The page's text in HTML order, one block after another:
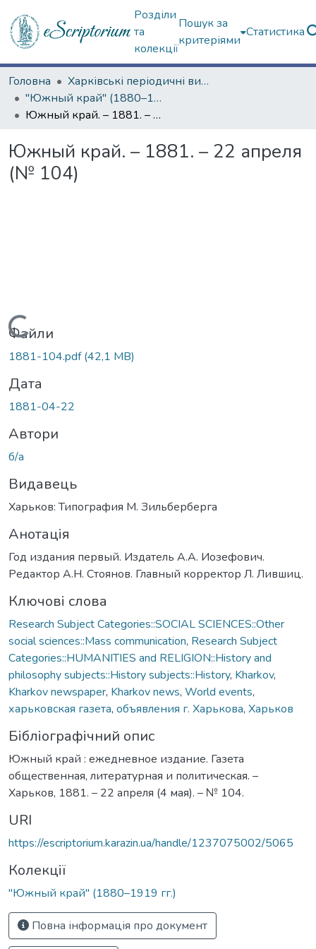
Розділи
та
колекції
Пошук за
критеріями
Статистика
Головна
Харківські періодичні видання
"Южный край" (1880–1919 гг.)
Южный край. – 1881. – 22 апреля (№ 104)
Южный край. – 1881. – 22 апреля
(№ 104)
Вантажиться...
Файли
1881-104.pdf(42,1 MB)
Дата
1881-04-22
Автори
б/а
Видавець
Харьков: Типография М. Зильберберга
Анотація
Год издания первый. Издатель А.А. Иозефович.
Редактор А.Н. Стоянов. Главный корректор Л. Лившиц.
Ключові слова
Research Subject Categories::SOCIAL SCIENCES::Other
social sciences::Mass communication, Research Subject
Categories::HUMANITIES and RELIGION::History and
philosophy subjects::History subjects::History, Kharkov,
Kharkov newspaper, Kharkov news, World events,
харьковская газета, объявления г. Харькова, Харьков
Бібліографічний опис
Южный край : ежедневное издание. Газета
общественная, литературная и политическая. –
Харьков, 1881. – 22 апреля (4 мая). – № 104.
URI
https://escriptorium.karazin.ua/handle/1237075002/5065
Колекції
"Южный край" (1880–1919 гг.)
Повна інформація про документ